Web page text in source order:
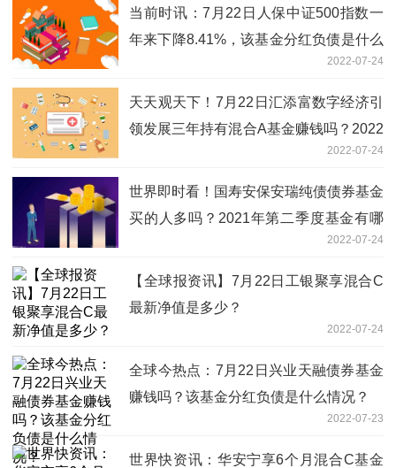
当前时讯：7月22日人保中证500指数一
年来下降8.41%，该基金分红负债是什么
2022-07-24
天天观天下！7月22日汇添富数字经济引
领发展三年持有混合A基金赚钱吗？2022
2022-07-24
世界即时看！国寿安保安瑞纯债债券基金
买的人多吗？2021年第二季度基金有哪
2022-07-24
【全球报资讯】7月22日工银聚享混合C
最新净值是多少？
2022-07-24
全球今热点：7月22日兴业天融债券基金
赚钱吗？该基金分红负债是什么情况？
2022-07-23
世界快资讯：华安宁享6个月混合C基金